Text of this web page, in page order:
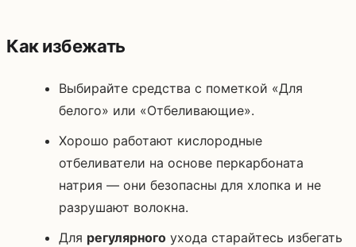
Как избежать
Выбирайте средства с пометкой «Для
белого» или «Отбеливающие».
Хорошо работают кислородные
отбеливатели на основе перкарбоната
натрия — они безопасны для хлопка и не
разрушают волокна.
Для регулярногоухода старайтесь избегать